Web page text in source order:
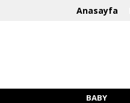
Anasayfa
BABY